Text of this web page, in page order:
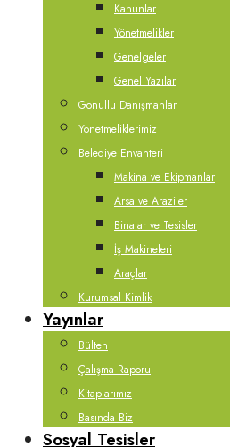
Kanunlar
Yönetmelikler
Genelgeler
Genel Yazılar
Gönüllü Danışmanlar
Yönetmeliklerimiz
Belediye Envanteri
Makina ve Ekipmanlar
Arsa ve Araziler
Binalar ve Tesisler
İş Makineleri
Araçlar
Kurumsal Kimlik
Yayınlar
Bülten
Çalışma Raporu
Kitaplarımız
Basında Biz
Sosyal Tesisler